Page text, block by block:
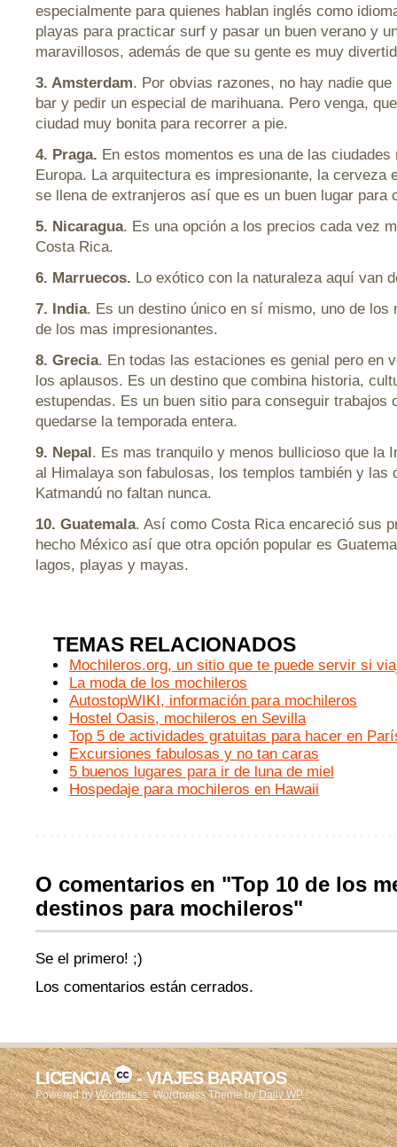
especialmente para quienes hablan inglés como
playas para practicar surf y pasar un buen verano y
maravillosos, además de que su gente es muy
3. Amsterdam. Por obvias razones, no hay nadie
bar y pedir un especial de marihuana. Pero venga,
ciudad muy bonita para recorrer a pie.
4. Praga. En estos momentos es una de las
Europa. La arquitectura es impresionante, la cerveza
se llena de extranjeros así que es un buen lugar para
5. Nicaragua. Es una opción a los precios cada vez
Costa Rica.
6. Marruecos. Lo exótico con la naturaleza aquí van
7. India. Es un destino único en sí mismo, uno de los
de los mas impresionantes.
8. Grecia. En todas las estaciones es genial pero en
los aplausos. Es un destino que combina historia,
estupendas. Es un buen sitio para conseguir trabajos
quedarse la temporada entera.
9. Nepal. Es mas tranquilo y menos bullicioso que la
al Himalaya son fabulosas, los templos también y las
Katmandú no faltan nunca.
10. Guatemala. Así como Costa Rica encareció sus
hecho México así que otra opción popular es
lagos, playas y mayas.
TEMAS RELACIONADOS
Mochileros.org, un sitio que te puede servir si
La moda de los mochileros
AutostopWIKI, información para mochileros
Hostel Oasis, mochileros en Sevilla
Top 5 de actividades gratuitas para hacer en
Excursiones fabulosas y no tan caras
5 buenos lugares para ir de luna de miel
Hospedaje para mochileros en Hawaii
O comentarios en "Top 10 de los
destinos para mochileros"
Se el primero! ;)
Los comentarios están cerrados.
LICENCIA - VIAJES BARATOS
Powered byWordpress. Wordpress Theme byDaily WP.